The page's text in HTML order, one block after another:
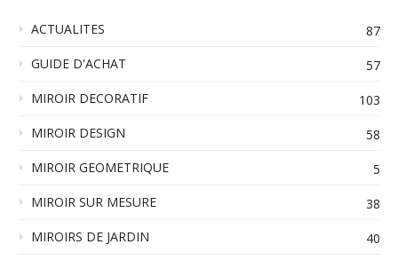
ACTUALITES
87
GUIDE D'ACHAT
57
MIROIR DECORATIF
103
MIROIR DESIGN
58
MIROIR GEOMETRIQUE
5
MIROIR SUR MESURE
38
MIROIRS DE JARDIN
40